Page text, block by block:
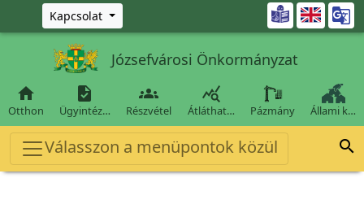
Ugrás a fő tartalomra
Kapcsolat 
Józsefvárosi Önkormányzat

Otthon

Ügyintéz…

Részvétel

Átláthat… Pázmány Állami k…
Válasszon a menüpontok közül 